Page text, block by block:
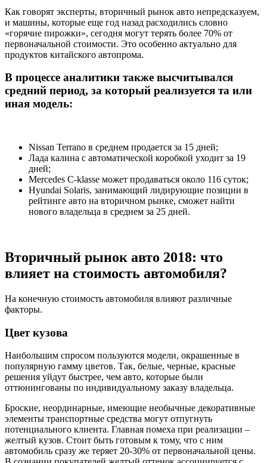
Как говорят эксперты, вторичный рынок авто непредсказуем,
и машины, которые еще год назад расходились словно
«горячие пирожки», сегодня могут терять более 70% от
первоначальной стоимости. Это особенно актуально для
продуктов китайского автопрома.
В процессе аналитики также высчитывался
средний период, за который реализуется та или
иная модель:
Nissan Terrano в среднем продается за 15 дней;
Лада калина с автоматической коробкой уходит за 19
дней;
Mercedes C-klasse может продаваться около 116 суток;
Hyundai Solaris, занимающий лидирующие позиции в
рейтинге авто на вторичном рынке, сможет найти
нового владельца в среднем за 25 дней.
Вторичный рынок авто 2018: что
влияет на стоимость автомобиля?
На конечную стоимость автомобиля влияют различные
факторы.
Цвет кузова
Наибольшим спросом пользуются модели, окрашенные в
популярную гамму цветов. Так, белые, черные, красные
решения уйдут быстрее, чем авто, которые были
оттюнингованы по индивидуальному заказу владельца.
Броские, неординарные, имеющие необычные декоративные
элементы транспортные средства могут отпугнуть
потенциального клиента. Главная помеха при реализации –
желтый кузов. Стоит быть готовым к тому, что с ним
автомобиль сразу же теряет 20-30% от первоначальной цены.